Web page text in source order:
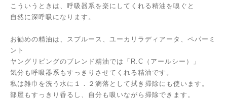
こういうときは、呼吸器系を楽にしてくれる精油を嗅ぐと
自然に深呼吸になります。
お勧めの精油は、スプルース、ユーカリラディアータ、ペパーミ
ント
ヤングリビングのブレンド精油では「R.C（アールシー）」
気分も呼吸器系もすっきりさせてくれる精油です。
私は雑巾を洗う水に１．２滴落として拭き掃除にも使います。
部屋もすっきり香るし、自分も吸いながら掃除できます。